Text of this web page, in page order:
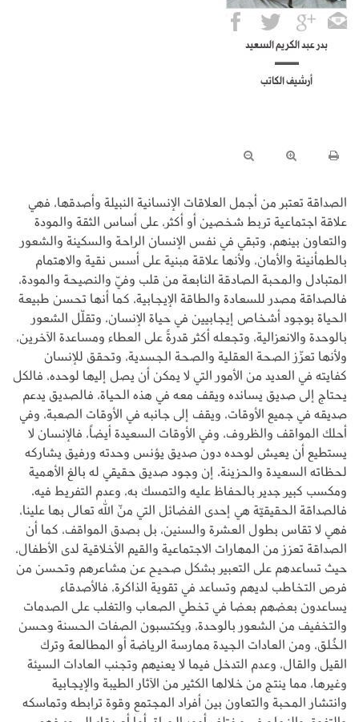
بدر عبد الكريم السعيد
أرشيف الكاتب
الصداقة تعتبر من أجمل العلاقات الإنسانية النبيلة وأصدقها، فهي
علاقة اجتماعية تربط شخصين أو أكثر، على أساس الثقة والمودة
والتعاون بينهم، وتبقي في نفس الإنسان الراحة والسكينة والشعور
بالطمأنينة والأمان، ولأنها علاقة مبنية على أسس نقية والاهتمام
المتبادل والمحبة الصادقة النابعة من قلب وفيّ والنصيحة والمودة،
فالصداقة مصدر للسعادة والطاقة الإيجابية، كما أنها تحسن طبيعة
الحياة بوجود أشخاص إيجابيين في حياة الإنسان، وتقلّل الشعور
بالوحدة والانعزالية، وتجعله أكثر قدرةً على العطاء ومساعدة الآخرين،
ولأنها تعزّز الصحة العقلية والصحة الجسدية، وتحقق للإنسان
كفايته في العديد من الأمور التي لا يمكن أن يصل إليها لوحده، فالكل
يحتاج إلى صديق يسانده ويقف معه في هذه الحياة، فالصديق يدعم
صديقه في جميع الأوقات، ويقف إلى جانبه في الأوقات الصعبة، وفي
أحلك المواقف والظروف، وفي الأوقات السعيدة أيضاً، فالإنسان لا
يستطيع أن يعيش لوحده دون صديق يؤنس وحدته ورفيق يشاركه
لحظاته السعيدة والحزينة، إن وجود صديق حقيقي له بالغ الأهمية
ومكسب كبير جدير بالحفاظ عليه والتمسك به، وعدم التفريط فيه،
فالصداقة الحقيقيّة هي إحدى الفضائل التي منّ الله تعالى بها علينا،
فهي لا تقاس بطول العشرة والسنين، بل بصدق المواقف، كما أن
الصداقة تعزز من المهارات الاجتماعية والقيم الأخلاقية لدى الأطفال،
حيث تساعدهم على التعبير بشكل صحيح عن مشاعرهم وتحسن من
فرص التخاطب لديهم وتساعد في تقوية الذاكرة، فالأصدقاء
يساعدون بعضهم بعضا في تخطي الصعاب والتغلب على الصدمات
والتخفيف من الشعور بالوحدة، ويكتسبون الصفات الحسنة وحسن
الخُلق، ومن العادات الجيدة ممارسة الرياضة أو المطالعة وترك
القيل والقال، وعدم التدخل فيما لا يعنيهم وتجنب العادات السيئة
وغيرها، مما ينتج من خلالها الكثير من الآثار الطيبة والإيجابية
وانتشار المحبة والتعاون بين أفراد المجتمع وقوة ترابطه وتماسكه